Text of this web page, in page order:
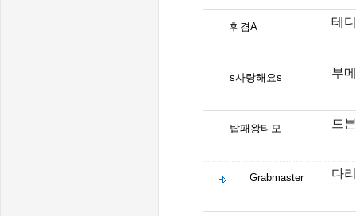
휘겸A 테
s사랑해요s 부
탑패왕티모 드
Grabmaster 다